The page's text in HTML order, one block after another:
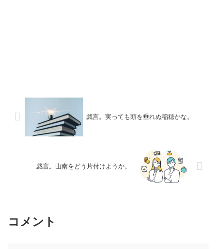
戯言。実っても頭を垂れぬ稲穂かな。
戯言。山南をどう片付けようか。
コメント